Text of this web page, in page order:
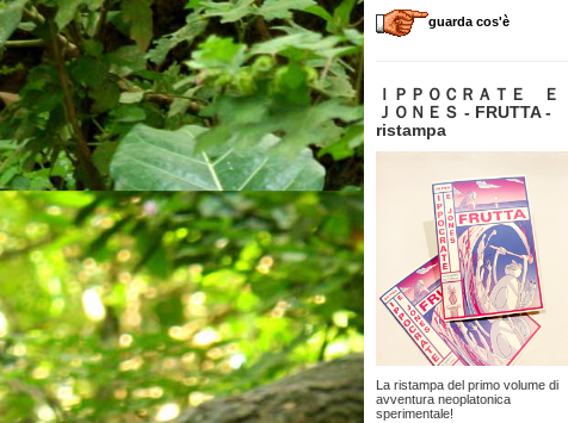
guarda cos'è
ＩＰＰＯＣＲＡＴＥ Ｅ
ＪＯＮＥＳ - FRUTTA -
ristampa
La ristampa del primo volume di
avventura neoplatonica
sperimentale!